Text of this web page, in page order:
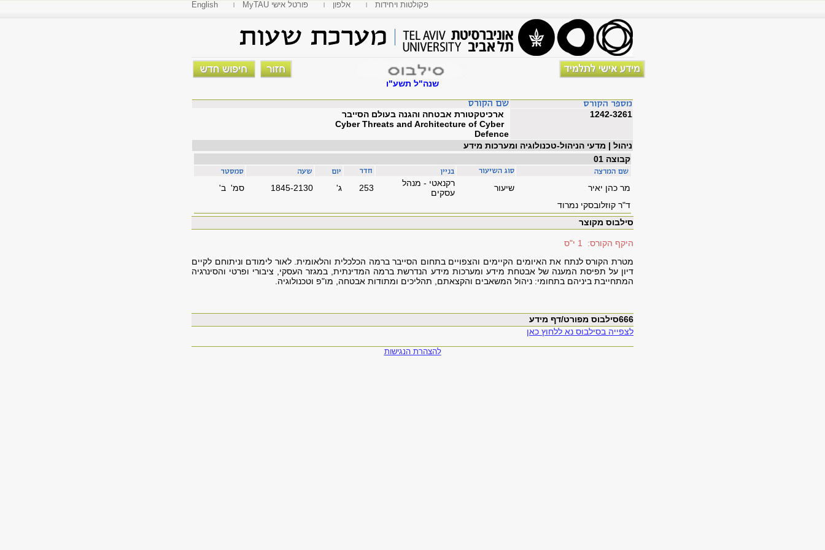
English MyTAU פורטל אישי אלפון פקולטות ויחידות
שנה"ל תשע"ו
ארכיטקטורת אבטחה והגנה בעולם הסייבר
Cyber Threats and Architecture of Cyber
Defence
1242-3261
ניהול | מדעי הניהול-טכנולוגיה ומערכות מידע
קבוצה 01
סמ' ב' 1845-2130 'ג 253
רקנאטי - מנהל
עסקים
שיעור
מר כהן יאיר
ד"ר קוזלובסקי נמרוד
סילבוס מקוצר
היקף הקורס: 1 י"ס
מטרת הקורס לנתח את האיומים הקיימים והצפויים בתחום הסייבר ברמה הכלכלית והלאומית. לאור לימודם וניתוחם לקיים
דיון על תפיסת המענה של אבטחת מידע ומערכות מידע הנדרשת ברמה המדינתית, במגזר העסקי, ציבורי ופרטי והסינרגיה
המתחייבת ביניהם בתחומי: ניהול המשאבים והקצאתם, תהליכים ומתודות אבטחה, מו"פ וטכנולוגיה.
666סילבוס מפורט/דף מידע
לצפייה בסילבוס נא ללחוץ כאן
להצהרת הנגישות